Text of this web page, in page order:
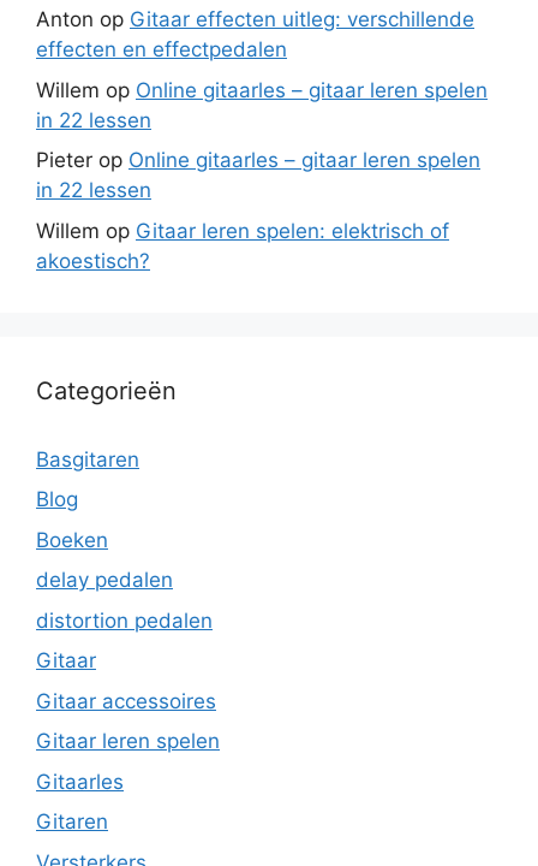
Anton op Gitaar effecten uitleg: verschillende
effecten en effectpedalen
Willem op Online gitaarles – gitaar leren spelen
in 22 lessen
Pieter op Online gitaarles – gitaar leren spelen
in 22 lessen
Willem op Gitaar leren spelen: elektrisch of
akoestisch?
Categorieën
Basgitaren
Blog
Boeken
delay pedalen
distortion pedalen
Gitaar
Gitaar accessoires
Gitaar leren spelen
Gitaarles
Gitaren